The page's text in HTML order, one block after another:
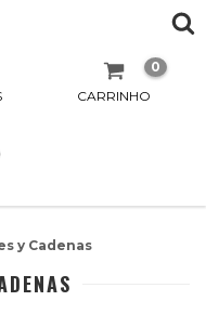
CARRINHO
0
y Cadenas